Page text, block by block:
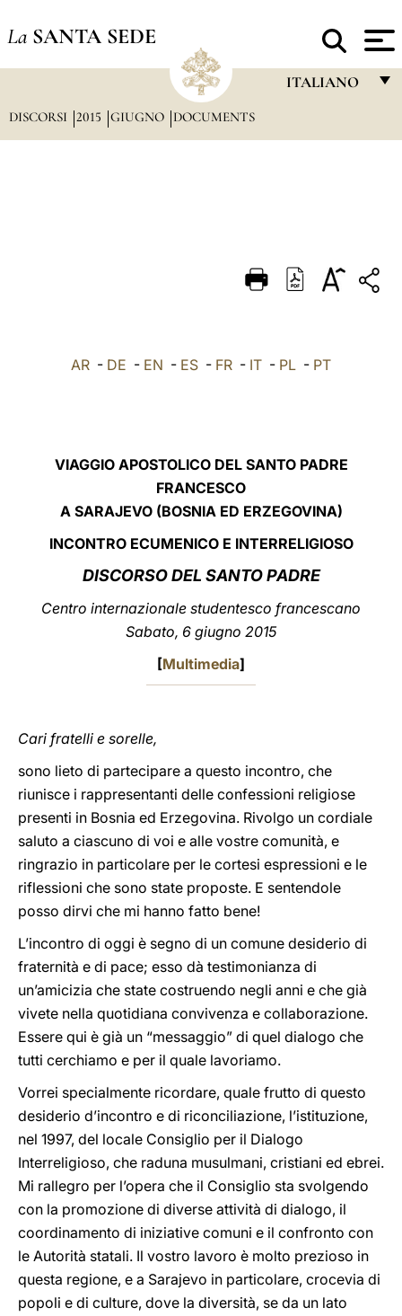
La SANTA SEDE
ITALIANO
DEUTSCH
العربيّة
DISCORSI 2015 GIUGNO DOCUMENTS
AR - DE - EN - ES - FR - IT - PL - PT
VIAGGIO APOSTOLICO DEL SANTO PADRE
FRANCESCO
A SARAJEVO (BOSNIA ED ERZEGOVINA)
INCONTRO ECUMENICO E INTERRELIGIOSO
DISCORSO DEL SANTO PADRE
Centro internazionale studentesco francescano
Sabato, 6 giugno 2015
[Multimedia]
Cari fratelli e sorelle,
sono lieto di partecipare a questo incontro, che
riunisce i rappresentanti delle confessioni religiose
presenti in Bosnia ed Erzegovina. Rivolgo un cordiale
saluto a ciascuno di voi e alle vostre comunità, e
ringrazio in particolare per le cortesi espressioni e le
riflessioni che sono state proposte. E sentendole
posso dirvi che mi hanno fatto bene!
L’incontro di oggi è segno di un comune desiderio di
fraternità e di pace; esso dà testimonianza di
un’amicizia che state costruendo negli anni e che già
vivete nella quotidiana convivenza e collaborazione.
Essere qui è già un “messaggio” di quel dialogo che
tutti cerchiamo e per il quale lavoriamo.
Vorrei specialmente ricordare, quale frutto di questo
desiderio d’incontro e di riconciliazione, l’istituzione,
nel 1997, del locale Consiglio per il Dialogo
Interreligioso, che raduna musulmani, cristiani ed ebrei.
Mi rallegro per l’opera che il Consiglio sta svolgendo
con la promozione di diverse attività di dialogo, il
coordinamento di iniziative comuni e il confronto con
le Autorità statali. Il vostro lavoro è molto prezioso in
questa regione, e a Sarajevo in particolare, crocevia di
popoli e di culture, dove la diversità, se da un lato